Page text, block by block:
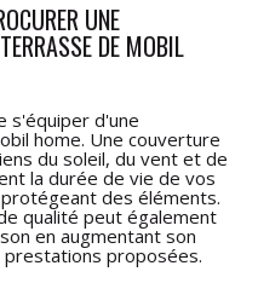
UNE
DE MOBIL
s'équiper d'une
home. Une couverture
du soleil, du vent et de
la durée de vie de vos
des éléments.
qualité peut également
en augmentant son
proposées.